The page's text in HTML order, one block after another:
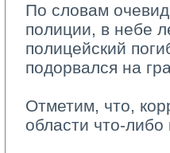
По словам
полиции, в небе
полицейский
подорвался на
Отметим, что,
области что-либо